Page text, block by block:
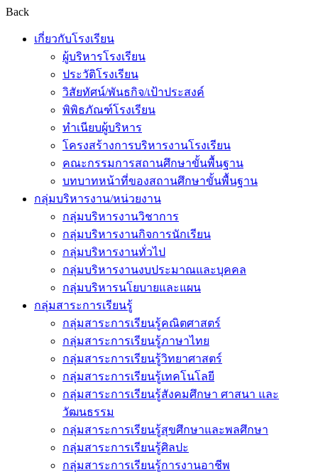
Back
เกี่ยวกับโรงเรียน
ผู้บริหารโรงเรียน
ประวัติโรงเรียน
วิสัยทัศน์/พันธกิจ/เป้าประสงค์
พิพิธภัณฑ์โรงเรียน
ทำเนียบผู้บริหาร
โครงสร้างการบริหารงานโรงเรียน
คณะกรรมการสถานศึกษาขั้นพื้นฐาน
บทบาทหน้าที่ของสถานศึกษาขั้นพื้นฐาน
กลุ่มบริหารงาน/หน่วยงาน
กลุ่มบริหารงานวิชาการ
กลุ่มบริหารงานกิจการนักเรียน
กลุ่มบริหารงานทั่วไป
กลุ่มบริหารงานงบประมาณและบุคคล
กลุ่มบริหารนโยบายและแผน
กลุ่มสาระการเรียนรู้
กลุ่มสาระการเรียนรู้คณิตศาสตร์
กลุ่มสาระการเรียนรู้ภาษาไทย
กลุ่มสาระการเรียนรู้วิทยาศาสตร์
กลุ่มสาระการเรียนรู้เทคโนโลยี
กลุ่มสาระการเรียนรู้สังคมศึกษา ศาสนา และ
วัฒนธรรม
กลุ่มสาระการเรียนรู้สุขศึกษาและพลศึกษา
กลุ่มสาระการเรียนรู้ศิลปะ
กลุ่มสาระการเรียนรู้การงานอาชีพ